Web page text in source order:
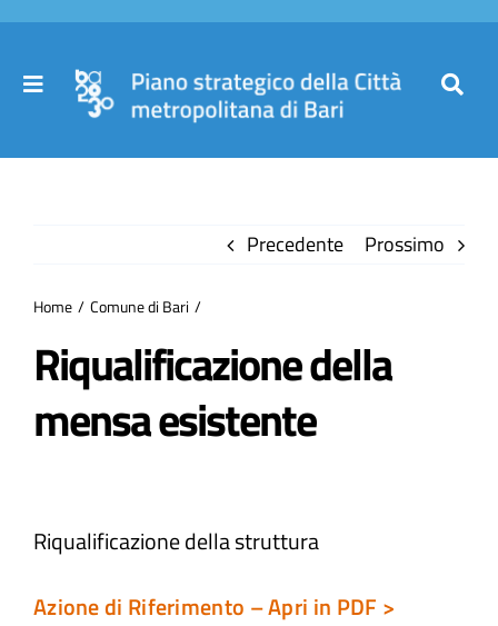
Salta
contenuto
Toggle
Partecipa
Atti e Docunenti
Precedente Prossimo
Home Comune di Bari
Riqualificazione della
mensa esistente
Riqualificazione della struttura
Azione di Riferimento – Apri in PDF >